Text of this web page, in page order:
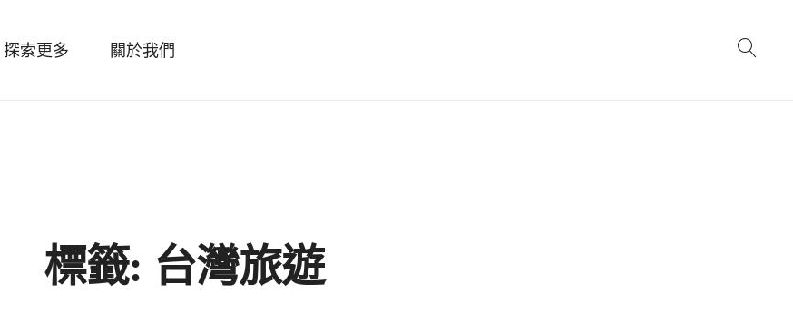
探索更多 關於我們
標籤: 台灣旅遊